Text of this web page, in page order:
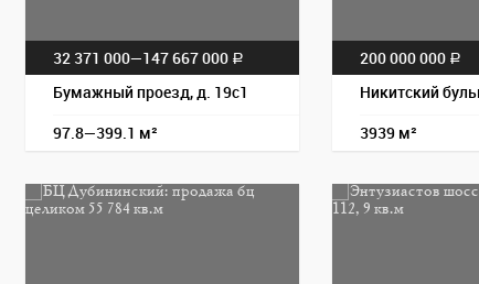
32 371 000—147 667 000 a
Бумажный проезд, д. 19с1
97.8—399.1 м²
200 000 000 a
Никитский
3939 м²